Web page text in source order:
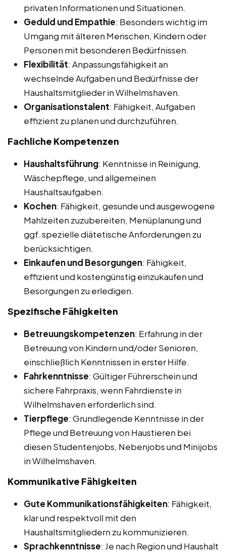
privaten Informationen und Situationen.
Geduld und Empathie: Besonders wichtig im
Umgang mit älteren Menschen, Kindern oder
Personen mit besonderen Bedürfnissen.
Flexibilität: Anpassungsfähigkeit an
wechselnde Aufgaben und Bedürfnisse der
Haushaltsmitglieder in Wilhelmshaven.
Organisationstalent: Fähigkeit, Aufgaben
effizient zu planen und durchzuführen.
Fachliche Kompetenzen
Haushaltsführung: Kenntnisse in Reinigung,
Wäschepflege, und allgemeinen
Haushaltsaufgaben.
Kochen: Fähigkeit, gesunde und ausgewogene
Mahlzeiten zuzubereiten, Menüplanung und
ggf. spezielle diätetische Anforderungen zu
berücksichtigen.
Einkaufen und Besorgungen: Fähigkeit,
effizient und kostengünstig einzukaufen und
Besorgungen zu erledigen.
Spezifische Fähigkeiten
Betreuungskompetenzen: Erfahrung in der
Betreuung von Kindern und/oder Senioren,
einschließlich Kenntnissen in erster Hilfe.
Fahrkenntnisse: Gültiger Führerschein und
sichere Fahrpraxis, wenn Fahrdienste in
Wilhelmshaven erforderlich sind.
Tierpflege: Grundlegende Kenntnisse in der
Pflege und Betreuung von Haustieren bei
diesen Studentenjobs, Nebenjobs und Minijobs
in Wilhelmshaven.
Kommunikative Fähigkeiten
Gute Kommunikationsfähigkeiten: Fähigkeit,
klar und respektvoll mit den
Haushaltsmitgliedern zu kommunizieren.
Sprachkenntnisse: Je nach Region und Haushalt